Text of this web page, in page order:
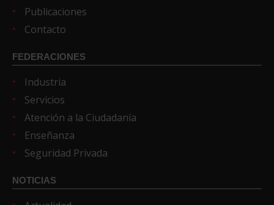
Publicaciones
Contacto
FEDERACIONES
Industria
Servicios
Atención a la Ciudadanía
Enseñanza
Seguridad Privada
NOTICIAS